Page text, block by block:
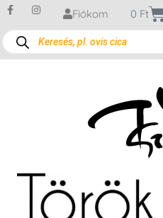
Fiókom 0 Ft